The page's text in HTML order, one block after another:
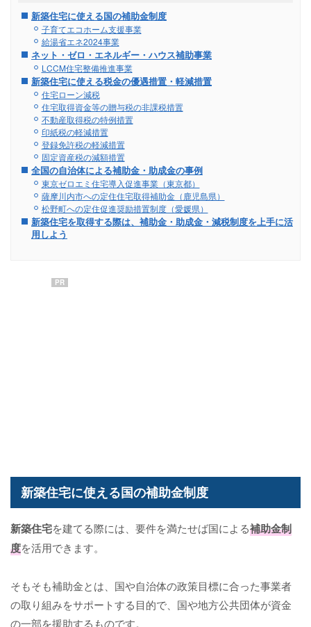
新築住宅に使える国の補助金制度
子育てエコホーム支援事業
給湯省エネ2024事業
ネット・ゼロ・エネルギー・ハウス補助事業
LCCM住宅整備推進事業
新築住宅に使える税金の優遇措置・軽減措置
住宅ローン減税
住宅取得資金等の贈与税の非課税措置
不動産取得税の特例措置
印紙税の軽減措置
登録免許税の軽減措置
固定資産税の減額措置
全国の自治体による補助金・助成金の事例
東京ゼロエミ住宅導入促進事業（東京都）
薩摩川内市への定住住宅取得補助金（鹿児島県）
松野町への定住促進奨励措置制度（愛媛県）
新築住宅を取得する際は、補助金・助成金・減税制度を上手に活
用しよう
PR
新築住宅に使える国の補助金制度
新築住宅を建てる際には、要件を満たせば国による補助金制
度を活用できます。
そもそも補助金とは、国や自治体の政策目標に合った事業者
の取り組みをサポートする目的で、国や地方公共団体が資金
の一部を援助するものです。